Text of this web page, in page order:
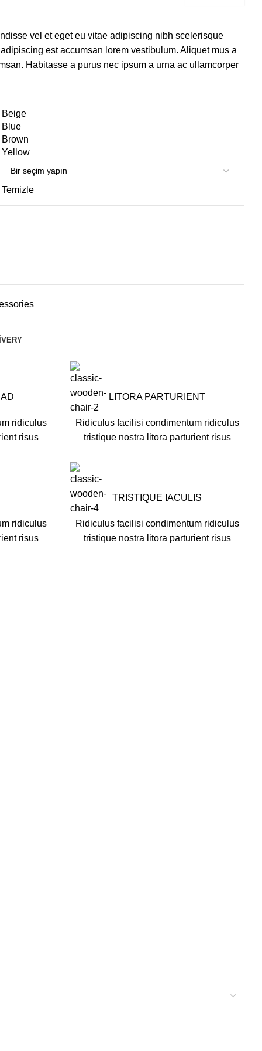
vel et eget eu vitae adipiscing nibh scelerisque
est accumsan lorem vestibulum. Aliquet mus a
Habitasse a purus nec ipsum a urna ac ullamcorper
Beige
Blue
Brown
Yellow
Temizle
ridiculus
risus
LITORA PARTURIENT
Ridiculus facilisi condimentum ridiculus
tristique nostra litora parturient risus
ridiculus
risus
TRISTIQUE IACULIS
Ridiculus facilisi condimentum ridiculus
tristique nostra litora parturient risus